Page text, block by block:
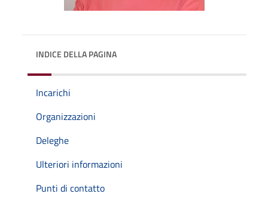
INDICE DELLA PAGINA
Incarichi
Organizzazioni
Deleghe
Ulteriori informazioni
Punti di contatto